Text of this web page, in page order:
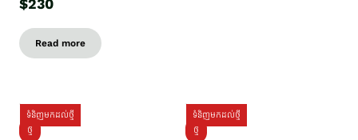
$230
Read more
ទំនិញមកដល់ថ្មី
ថ្មី
ទំនិញមកដល់ថ្មី
ថ្មី